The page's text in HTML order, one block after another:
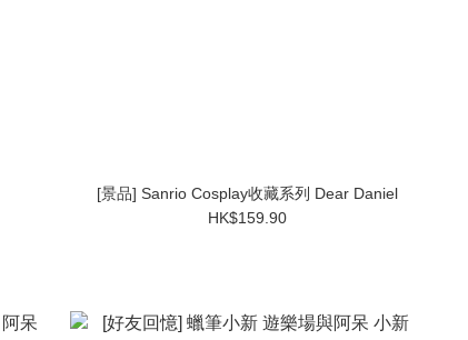
[景品] Sanrio Cosplay收藏系列 Dear Daniel
HK$159.90